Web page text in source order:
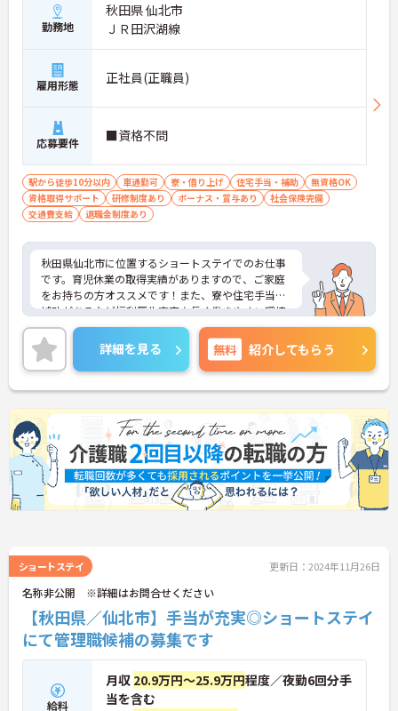
勤務地
秋田県 仙北市
ＪＲ田沢湖線
雇用形態 正社員(正職員)
応募要件 ■資格不問
駅から徒歩10分以内 車通勤可 寮・借り上げ 住宅手当・補助
無資格OK
資格取得サポート
研修制度あり ボーナス・賞与あり
社会保険完備
交通費支給
退職金制度あり
秋田県仙北市に位置するショートステイでのお仕事
です。育児休業の取得実績がありますので、ご家庭
をお持ちの方オススメです！また、寮や住宅手当の
補助があるなど福利厚生充実♪長く働きやすい環境
です。ご興味ある方には、面接対策ポイントなど、
さらに詳細をお話しいたしますのでお気軽にご相談
ください！
詳細を見る 無料 紹介してもらう
ショートステイ 更新日：2024年11月26日
名称非公開 ※詳細はお問合せください
【秋田県／仙北市】手当が充実◎ショートステイ
にて管理職候補の募集です
給料
月収 20.9万円～25.9万円程度／夜勤6回分手
当を含む